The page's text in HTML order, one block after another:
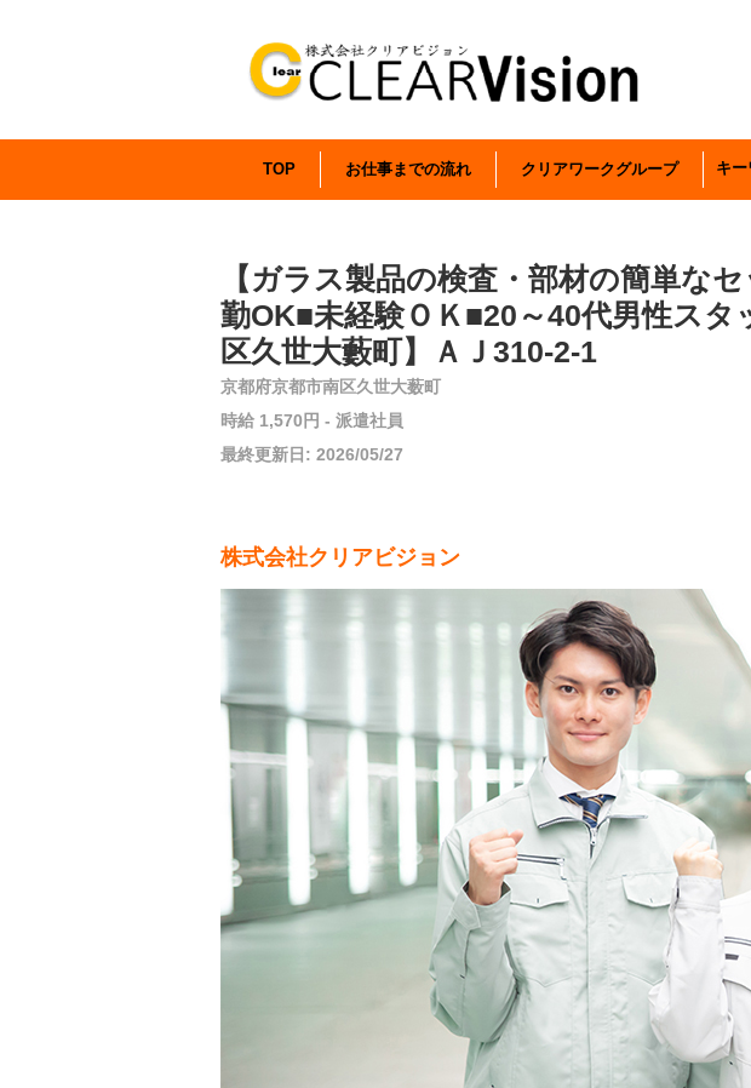
TOP お仕事までの流れ クリアワークグループ キ
【ガラス製品の検査・部材の簡単な
勤OK■未経験ＯＫ■20～40代男性ス
区久世大藪町】ＡＪ310-2-1
京都府京都市南区久世大薮町
時給 1,570円 - 派遣社員
最終更新日: 2026/05/27
株式会社クリアビジョン